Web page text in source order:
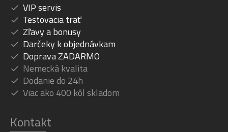
VIP servis
Testovacia trať
Zľavy a bonusy
Darčeky k objednávkam
Doprava ZADARMO
Nemecká kvalita
Dodanie do 24h
Viac ako 400 kôl skladom
Kontakt